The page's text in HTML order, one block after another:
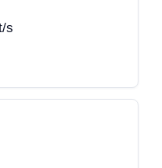
s